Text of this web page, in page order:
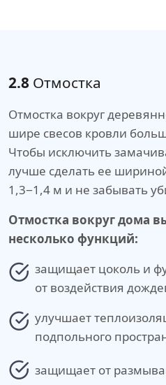
2.8 Отмостка
Отмостка вокруг
шире свесов кровли
Чтобы исключить
лучше сделать ее
1,3−1,4 м и не забывать
Отмостка вокруг дома
несколько функций:
защищает цоколь и
от воздействия
улучшает
подпольного
защищает от